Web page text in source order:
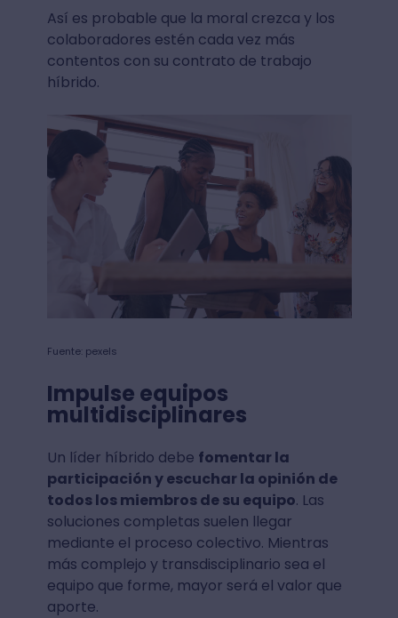
Así es probable que la moral crezca y los
colaboradores estén cada vez más
contentos con su contrato de trabajo
híbrido.
Fuente: pexels
Impulse equipos
multidisciplinares
Un líder híbrido debe fomentar la
participación y escuchar la opinión de
todos los miembros de su equipo. Las
soluciones completas suelen llegar
mediante el proceso colectivo. Mientras
más complejo y transdisciplinario sea el
equipo que forme, mayor será el valor que
aporte.